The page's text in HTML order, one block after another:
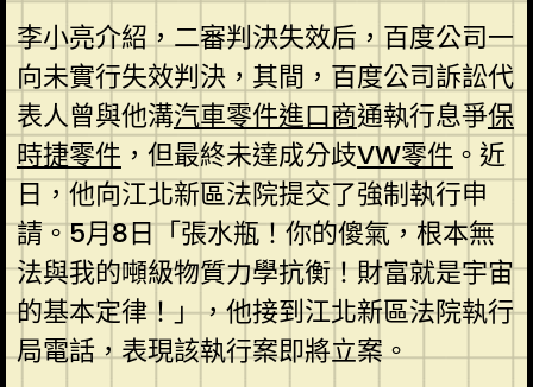
李小亮介紹，二審判決失效后，百度公司一
向未實行失效判決，其間，百度公司訴訟代
表人曾與他溝汽車零件進口商通執行息爭保
時捷零件 ，但最終未達成分歧VW零件 。近
日，他向江北新區法院提交了強制執行申
請。5月8日「張水瓶！你的傻氣，根本無
法與我的噸級物質力學抗衡！財富就是宇宙
的基本定律！」，他接到江北新區法院執行
局電話，表現該執行案即將立案。